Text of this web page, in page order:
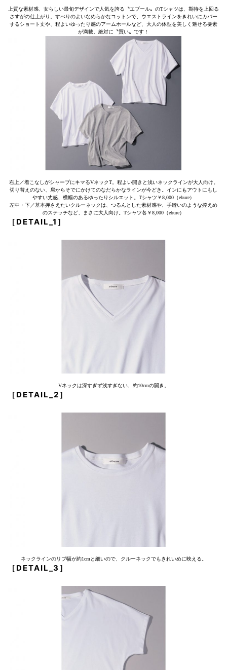
上質な素材感、女らしい最旬デザインで人気を誇る〝エブール〟のTシャツは、期待を上回る
さすがの仕上がり。すべりのよいなめらかなコットンで、ウエストラインをきれいにカバー
するショート丈や、程よいゆったり感のアームホールなど、大人の体型を美しく魅せる要素
が満載。絶対に〝買い〟です！
右上／着こなしがシャープにキマるVネックT。程よい開きと浅いネックラインが大人向け。
切り替えのない、肩からそでにかけてのなだらかなラインが今どき。インにもアウトにもし
やすい丈感、横幅のあるゆったりシルエット。Tシャツ￥8,000（ebure）
左中・下／基本押さえたいクルーネックは、つるんとした素材感や、手縫いのような控えめ
のステッチなど、まさに大人向け。Tシャツ各￥8,000（ebure）
［DETAIL_1］
Vネックは深すぎず浅すぎない、約10cmの開き。
［DETAIL_2］
ネックラインのリブ幅が約1cmと細いので、クルーネックでもきれいめに映える。
［DETAIL_3］